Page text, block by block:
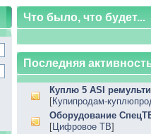
Что было, что будет...
Последняя
Куплю 5 ASI
[Купипродам-
Оборудование
[Цифровое ТВ]